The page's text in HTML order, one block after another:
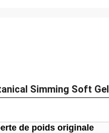
Simming Soft Gel
de poids originale